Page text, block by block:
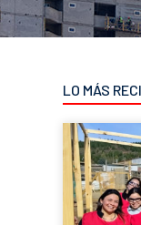
LO MÁS